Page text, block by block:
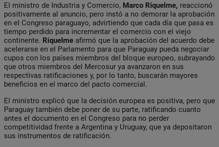
El ministro de Industria y Comercio, Marco Riquelme, reaccionó
positivamente al anuncio, pero instó a no demorar la aprobación
en el Congreso paraguayo, advirtiendo que cada día que pasa es
tiempo perdido para incrementar el comercio con el viejo
continente. Riquelme afirmó que la aprobación del acuerdo debe
acelerarse en el Parlamento para que Paraguay pueda negociar
cupos con los países miembros del bloque europeo, subrayando
que otros miembros del Mercosur ya avanzaron en sus
respectivas ratificaciones y, por lo tanto, buscarán mayores
beneficios en el marco del pacto comercial.
El ministro explicó que la decisión europea es positiva, pero que
Paraguay también debe poner de su parte, ratificando cuanto
antes el documento en el Congreso para no perder
competitividad frente a Argentina y Uruguay, que ya depositaron
sus instrumentos de ratificación.